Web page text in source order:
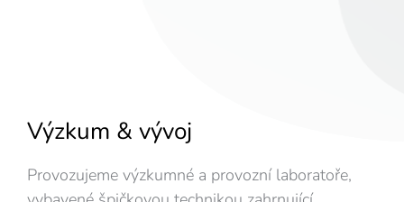
Výzkum & vývoj
Provozujeme výzkumné a provozní laboratoře,